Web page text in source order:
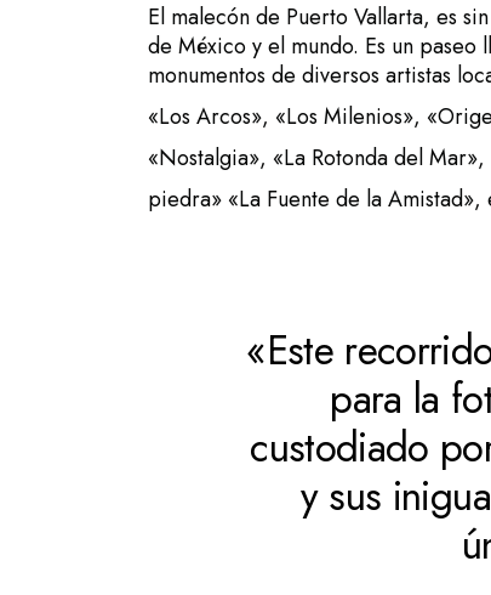
El malecón de Puerto Vallarta, es
de México y el mundo. Es un
monumentos de diversos artistas
«Los Arcos», «Los Milenios»,
«Nostalgia», «La Rotonda del
piedra» «La Fuente de la
«Este
para la
custodiado
y sus